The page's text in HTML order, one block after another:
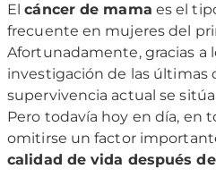
Elcáncer de mama es el
frecuente en mujeres del
Afortunadamente, gracias a
investigación de las últimas
supervivencia actual se
Pero todavía hoy en día, en
omitirse un factor
calidad de vida después